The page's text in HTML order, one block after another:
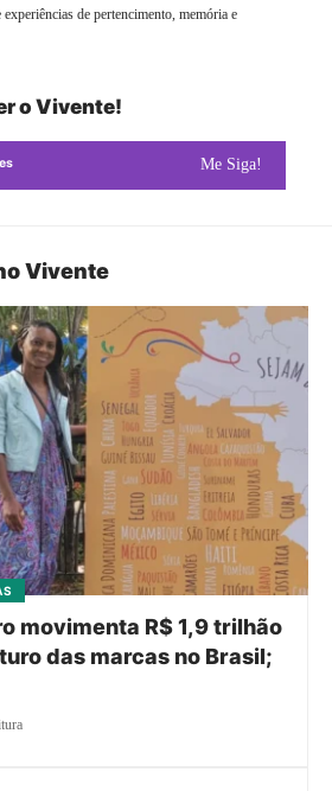
de pertencimento, memória e
o Vivente!
Me Siga!
Vivente
movimenta R$ 1,9 trilhão
das marcas no Brasil;